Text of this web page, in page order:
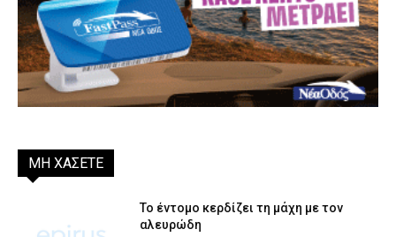
ΜΗ ΧΑΣΕΤΕ
Το έντομο κερδίζει τη μάχη με τον
αλευρώδη